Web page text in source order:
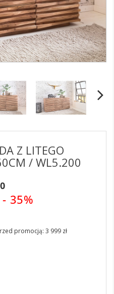
Z LITEGO
/ WL5.200
- 35%
promocją: 3 999 zł